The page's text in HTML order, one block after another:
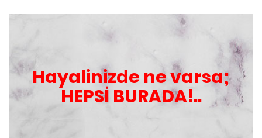
Hayalinizde ne varsa;
HEPSİ BURADA!..